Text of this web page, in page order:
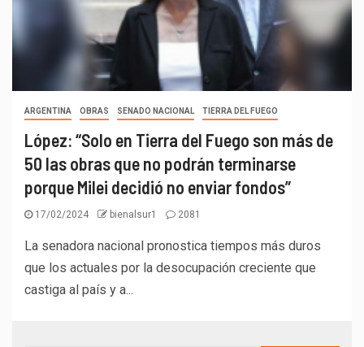
ARGENTINA OBRAS SENADO NACIONAL TIERRA DEL FUEGO
López: “Solo en Tierra del Fuego son más de
50 las obras que no podrán terminarse
porque Milei decidió no enviar fondos”
17/02/2024 bienalsur1 2081
La senadora nacional pronostica tiempos más duros
que los actuales por la desocupación creciente que
castiga al país y a...